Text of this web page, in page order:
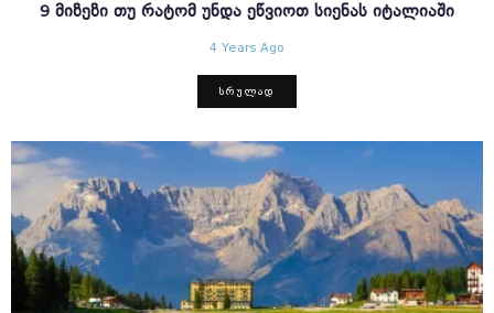
9 ᲛᲘᲖᲔᲖᲘ ᲗᲣ ᲠᲐᲢᲝᲛ ᲣᲜᲓᲐ ᲔᲬᲕᲘᲝᲗ ᲡᲘᲔᲜᲐᲡ ᲘᲢᲐᲚᲘᲐᲨᲘ
4 Years Ago
ᲡᲠᲣᲚᲐᲓ